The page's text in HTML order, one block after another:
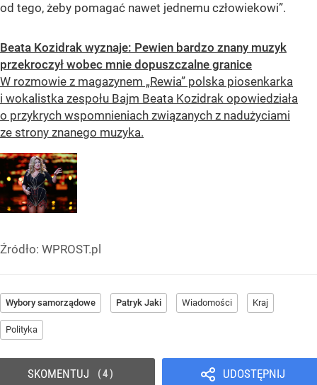
od tego, żeby pomagać nawet jednemu człowiekowi”.
Beata Kozidrak wyznaje: Pewien bardzo znany muzyk
przekroczył wobec mnie dopuszczalne granice
W rozmowie z magazynem „Rewia” polska piosenkarka
i wokalistka zespołu Bajm Beata Kozidrak opowiedziała
o przykrych wspomnieniach związanych z nadużyciami
ze strony znanego muzyka.
Źródło: WPROST.pl
Wybory samorządowe Patryk Jaki Wiadomości Kraj
Polityka
UDOSTĘPNIJ
SKOMENTUJ 4